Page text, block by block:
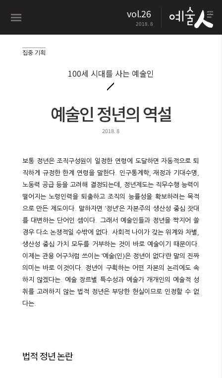
vol.26
2018. 8
집중 기획
100세 시대를 사는 예술인
예술인 정년의 역설
2018. 8
보통 정년은 조직구성원이 일정한 연령에 도달하면 자동적으로 퇴
직하게 규정한 한계 연령을 말한다. 인구통계학, 재정과 기대수명,
노동력 공급 등을 고려해 결정되는데, 정년제도는 직무수행 능력이
떨어지는 노령인력을 퇴출하고 조직의 능률성을 확보하려는 목적
으로 만든 제도이다. 말하자면 ‘정년’은 자본주의 생산성 중심 잣대
를 대변하는 단어인 셈이다. 그래서 예술인들과 정년을 짝지어 쓸
경우 다소 논쟁적일 수밖에 없다. 사회적 나이가 갖는 위계와 차별,
생산성 중심 가치 모두를 거부하는 것이 바로 예술이기 때문이다.
이제는 관용 어구처럼 쓰이는 ‘예술(인)은 정년이 없다’란 말의 진짜
의미는 바로 이것이다. 정년이 구획하는 어떤 자본의 논리에도 속
하지 않겠다는. 예술 장르별 특수성과 예술가 개개인의 예술적 성
취를 고려하지 않는 법적 정년은 부당한 현실이므로 인정할 수 없
다는.
법적 정년 논란